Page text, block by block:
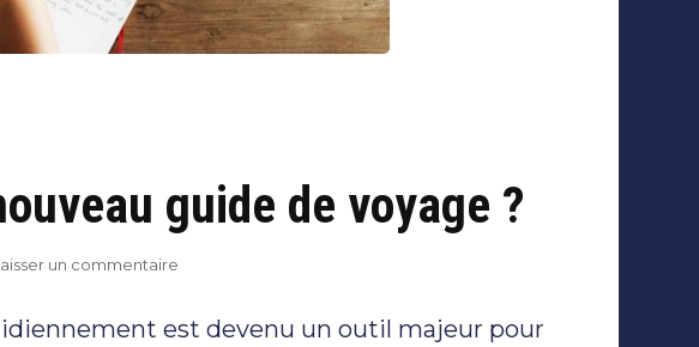
guide de voyage ?
un commentaire
simple
est devenu un outil majeur pour